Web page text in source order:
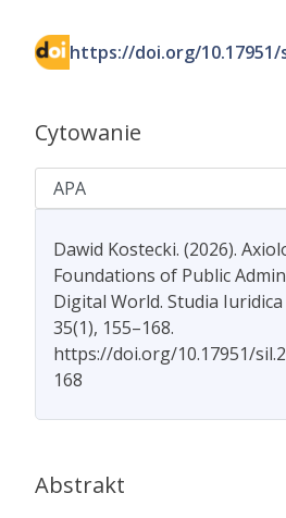
https://doi.org/10.17951/
Cytowanie
Dawid Kostecki. (2026).
Foundations of Public
Digital World. Studia
35(1), 155–168.
https://doi.org/10.17951/
168
Abstrakt